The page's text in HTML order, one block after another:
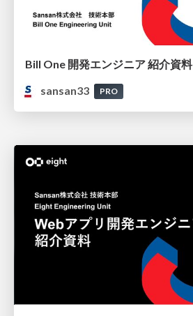
Bill One 開発エンジニア 紹介資料
sansan33
PRO